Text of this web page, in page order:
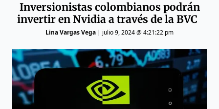
Inversionistas colombianos podrán
invertir en Nvidia a través de la BVC
Lina Vargas Vega | julio 9, 2024 @ 4:21:22 pm